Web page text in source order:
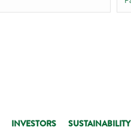
INVESTORS SUSTAINABILITY